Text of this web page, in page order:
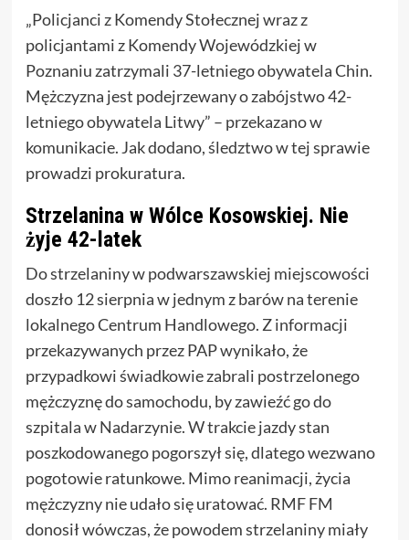
„Policjanci z Komendy Stołecznej wraz z
policjantami z Komendy Wojewódzkiej w
Poznaniu zatrzymali 37-letniego obywatela Chin.
Mężczyzna jest podejrzewany o zabójstwo 42-
letniego obywatela Litwy” – przekazano w
komunikacie. Jak dodano, śledztwo w tej sprawie
prowadzi prokuratura.
Strzelanina w Wólce Kosowskiej. Nie
żyje 42-latek
Do strzelaniny w podwarszawskiej miejscowości
doszło 12 sierpnia w jednym z barów na terenie
lokalnego Centrum Handlowego. Z informacji
przekazywanych przez PAP wynikało, że
przypadkowi świadkowie zabrali postrzelonego
mężczyznę do samochodu, by zawieźć go do
szpitala w Nadarzynie. W trakcie jazdy stan
poszkodowanego pogorszył się, dlatego wezwano
pogotowie ratunkowe. Mimo reanimacji, życia
mężczyzny nie udało się uratować. RMF FM
donosił wówczas, że powodem strzelaniny miały